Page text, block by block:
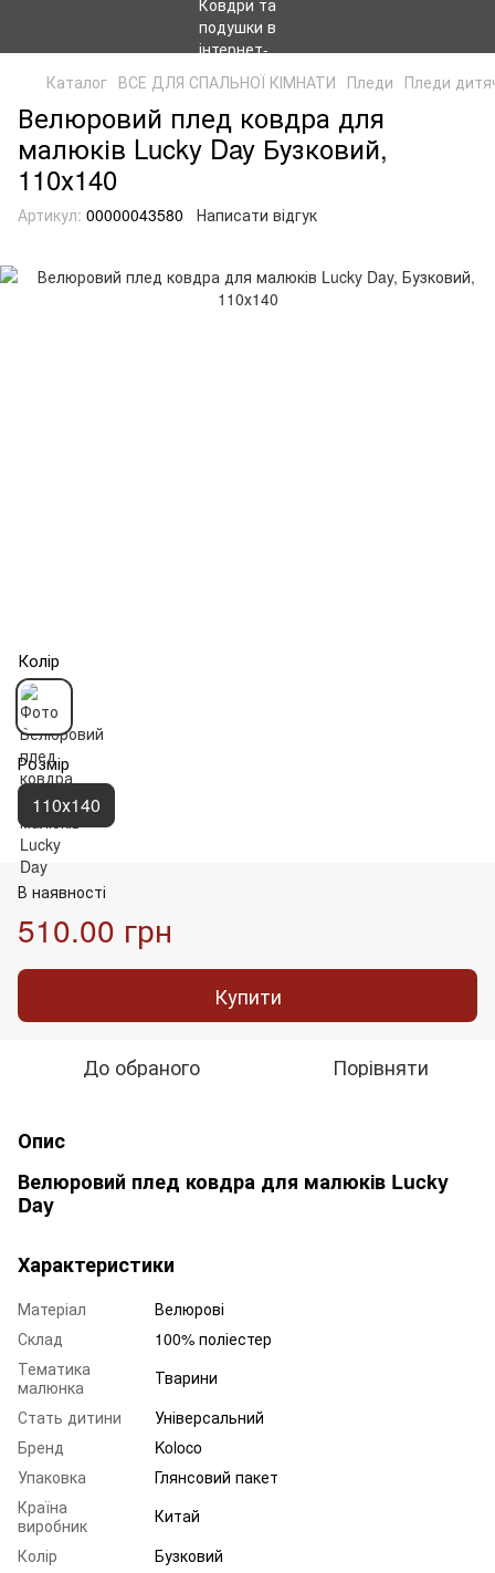
Каталог ВСЕ ДЛЯ СПАЛЬНОЇ КІМНАТИ Пледи Пледи
Велюровий плед ковдра для
малюків Lucky Day Бузковий,
110х140
Артикул: 00000043580 Написати відгук
Колір
Розмір
110х140
В наявності
510.00 грн
Купити
До обраного Порівняти
Опис
Велюровий плед ковдра для малюків Lucky
Day
Характеристики
Матеріал
Велюрові
Склад
100% поліестер
Тематика
малюнка
Тварини
Стать дитини
Універсальний
Бренд
Koloco
Упаковка
Глянсовий пакет
Країна
виробник
Китай
Колір
Бузковий